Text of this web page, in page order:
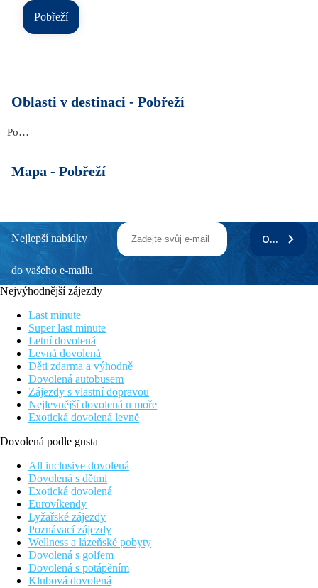
Pobřeží
Oblasti v destinaci - Pobřeží
Pobřeží
Mapa - Pobřeží
Nejlepší nabídky
do vašeho e-mailu
ODEBÍRAT
Nejvýhodnější zájezdy
Last minute
Super last minute
Letní dovolená
Levná dovolená
Děti zdarma a výhodně
Dovolená autobusem
Zájezdy s vlastní dopravou
Nejlevnější dovolená u moře
Exotická dovolená levně
Dovolená podle gusta
All inclusive dovolená
Dovolená s dětmi
Exotická dovolená
Eurovíkendy
Lyžařské zájezdy
Poznávací zájezdy
Wellness a lázeňské pobyty
Dovolená s golfem
Dovolená s potápěním
Klubová dovolená